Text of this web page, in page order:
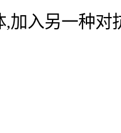
,加入另一种